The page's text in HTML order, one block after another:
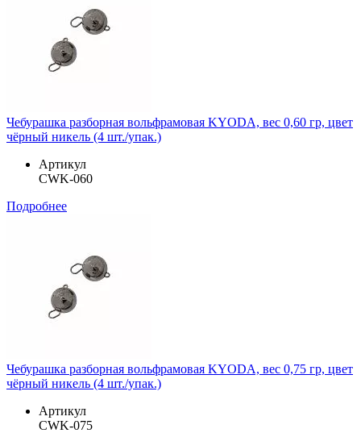
Чебурашка разборная вольфрамовая KYODA, вес 0,60 гр, цвет
чёрный никель (4 шт./упак.)
Артикул
CWK-060
Подробнее
Чебурашка разборная вольфрамовая KYODA, вес 0,75 гр, цвет
чёрный никель (4 шт./упак.)
Артикул
CWK-075